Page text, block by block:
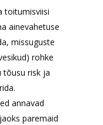
toitumisviisi
ainevahetuse
missuguste
rohke
tõusu risk ja
annavad
paremaid